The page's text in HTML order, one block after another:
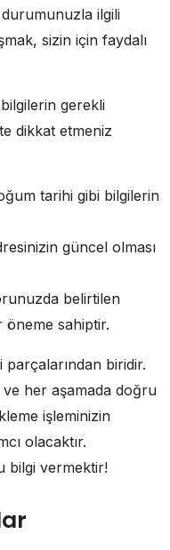
ilgili
sizin için faydalı
gerekli
dikkat etmeniz
tarihi gibi bilgilerin
güncel olması
belirtilen
sahiptir.
biridir.
ve her aşamada doğru
işleminizin
olacaktır.
bilgi vermektir!